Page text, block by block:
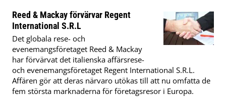
Reed & Mackay förvärvar Regent
International S.R.L
Det globala rese- och
evenemangsföretaget Reed & Mackay
har förvärvat det italienska affärsrese-
och evenemangsföretaget Regent International S.R.L.
Affären gör att deras närvaro utökas till att nu omfatta de
fem största marknaderna för företagsresor i Europa.